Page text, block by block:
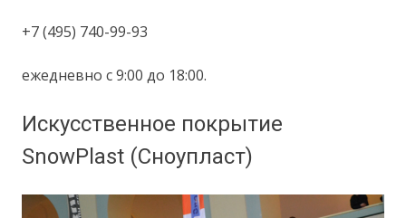
+7 (495) 740-99-93
ежедневно с 9:00 до 18:00.
Искусственное покрытие
SnowPlast (Сноупласт)